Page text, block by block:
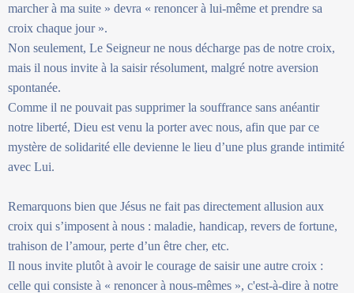
marcher à ma suite » devra « renoncer à lui-même et prendre sa
croix chaque jour ».
Non seulement, Le Seigneur ne nous décharge pas de notre croix,
mais il nous invite à la saisir résolument, malgré notre aversion
spontanée.
Comme il ne pouvait pas supprimer la souffrance sans anéantir
notre liberté, Dieu est venu la porter avec nous, afin que par ce
mystère de solidarité elle devienne le lieu d’une plus grande intimité
avec Lui.
Remarquons bien que Jésus ne fait pas directement allusion aux
croix qui s’imposent à nous : maladie, handicap, revers de fortune,
trahison de l’amour, perte d’un être cher, etc.
Il nous invite plutôt à avoir le courage de saisir une autre croix :
celle qui consiste à « renoncer à nous-mêmes », c'est-à-dire à notre